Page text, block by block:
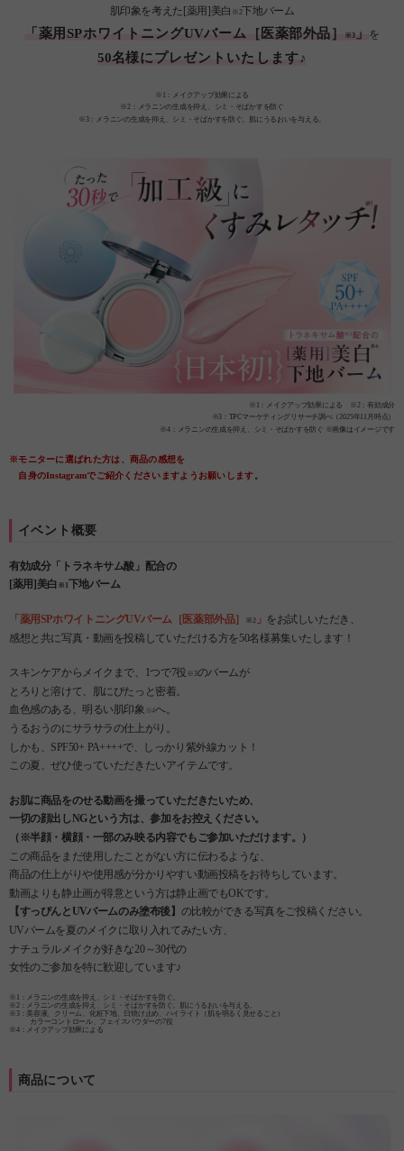
肌印象を考えた[薬用]美白 ※2下地バーム
「薬用SPホワイトニングUVバーム［医薬部外品］ ※3」 を
50名様にプレゼントいたします♪
※1：メイクアップ効果による
※2：メラニンの生成を抑え、シミ・そばかすを防ぐ
※3：メラニンの生成を抑え、シミ・そばかすを防ぐ。肌にうるおいを与える。
※1：メイクアップ効果による ※2：有効成分
※3：TPCマーケティングリサーチ調べ（2025年11月時点）
※4：メラニンの生成を抑え、シミ・そばかすを防ぐ ※画像はイメージです
※モニターに選ばれた方は、商品の感想を
自身のInstagramでご紹介くださいますようお願いします。
イベント概要
有効成分「トラネキサム酸」配合の
[薬用]美白 ※1 下地バーム
「薬用SPホワイトニングUVバーム［医薬部外品］ ※2」 をお試しいただき、
感想と共に写真・動画を投稿していただける方を50名様募集いたします！
スキンケアからメイクまで、1つで7役 ※3のバームが
とろりと溶けて、肌にぴたっと密着。
血色感のある、明るい肌印象 ※4へ。
うるおうのにサラサラの仕上がり。
しかも、SPF50+ PA++++で、しっかり紫外線カット！
この夏、ぜひ使っていただきたいアイテムです。
お肌に商品をのせる動画を撮っていただきたいため、
一切の顔出しNGという方は、参加をお控えください。
（※半顔・横顔・一部のみ映る内容でもご参加いただけます。）
この商品をまだ使用したことがない方に伝わるような、
商品の仕上がりや使用感が分かりやすい動画投稿をお待ちしています。
動画よりも静止画が得意という方は静止画でもOKです。
【すっぴんとUVバームのみ塗布後】 の比較ができる写真をご投稿ください。
UVバームを夏のメイクに取り入れてみたい方、
ナチュラルメイクが好きな20～30代の
女性のご参加を特に歓迎しています♪
※1：メラニンの生成を抑え、シミ・そばかすを防ぐ。
※2：メラニンの生成を抑え、シミ・そばかすを防ぐ。肌にうるおいを与える。
※3：美容液、クリーム、化粧下地、日焼け止め、ハイライト（肌を明るく見せること）
カラーコントロール、フェイスパウダーの7役
※4：メイクアップ効果による
商品について